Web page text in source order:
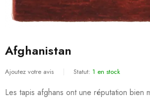
Afghanistan
Ajoutez votre avis Statut: 1 en stock
Les tapis afghans ont une réputation bien